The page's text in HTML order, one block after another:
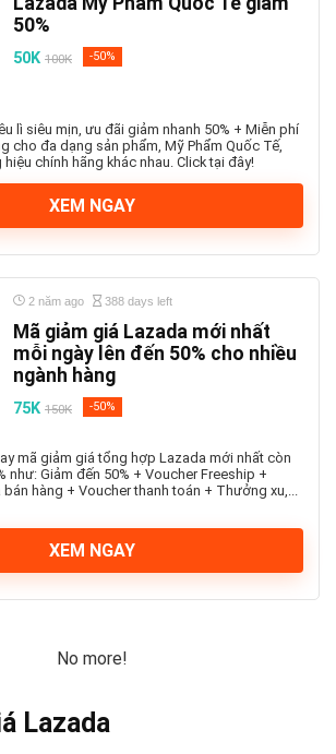
50%
50K 100K -50%
lì siêu mịn, ưu đãi giảm nhanh 50% + Miễn phí
cho đa dạng sản phẩm, Mỹ Phẩm Quốc Tế,
chính hãng khác nhau. Click tại đây!
XEM NGAY
2 năm ago 388 days left
Mã giảm giá Lazada mới nhất
mỗi ngày lên đến 50% cho nhiều
ngành hàng
75K 150K -50%
mã giảm giá tổng hợp Lazada mới nhất còn
như: Giảm đến 50% + Voucher Freeship +
hàng + Voucher thanh toán + Thưởng xu,...
XEM NGAY
No more!
Lazada